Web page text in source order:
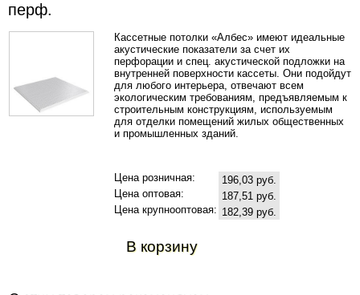
перф.
Кассетные потолки «Албес» имеют идеальные
акустические показатели за счет их
перфорации и спец. акустической подложки на
внутренней поверхности кассеты. Они подойдут
для любого интерьера, отвечают всем
экологическим требованиям, предъявляемым к
строительным конструкциям, используемым
для отделки помещений жилых общественных
и промышленных зданий.
Цена розничная:
196,03 руб.
Цена оптовая:
187,51 руб.
Цена крупнооптовая: 182,39 руб.
В корзину